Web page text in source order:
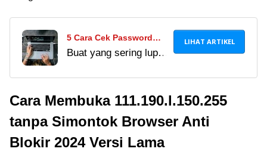
5 Cara Cek Password
WiFi IndiHome 2024
Buat yang sering lupa,
IndiHome terbaru
2024. Nggak perlu
ngehack, pasti mudah
dan berhasil!
LIHAT ARTIKEL
Cara Membuka 111.190.l.150.255
tanpa Simontok Browser Anti
Blokir 2024 Versi Lama